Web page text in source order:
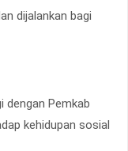
dijalankan bagi
dengan Pemkab
kehidupan sosial